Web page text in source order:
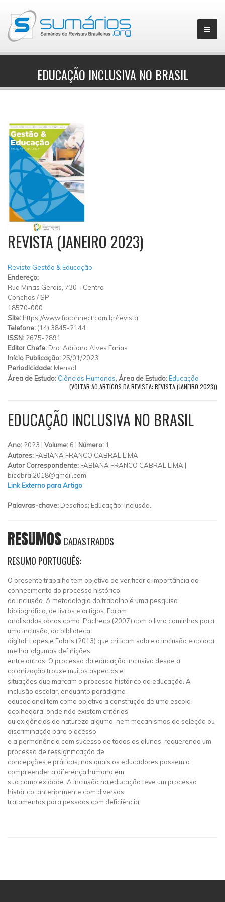
▼
EDUCAÇÃO INCLUSIVA NO BRASIL
REVISTA (JANEIRO 2023)
Revista Gestão & Educação
Endereço:
Rua Minas Gerais, 730 - Centro
Conchas / SP
18570-000
Site: https://www.faconnect.com.br/revista
Telefone: (14) 3845-2144
ISSN: 2675-2891
Editor Chefe: Dra. Adriana Alves Farias
Início Publicação: 25/01/2023
Periodicidade: Mensal
Área de Estudo: Ciências Humanas Área de Estudo:Educação
(VOLTAR AO ARTIGOS DA REVISTA: REVISTA (JANEIRO 2023))
EDUCAÇÃO INCLUSIVA NO BRASIL
Ano: 2023 | Volume: 6 | Número: 1
Autores: FABIANA FRANCO CABRAL LIMA
Autor Correspondente: FABIANA FRANCO CABRAL LIMA |
bicabral2018@gmail.com
Link Externo para Artigo
Palavras-chave: Desafios; Educação; Inclusão.
RESUMOSCADASTRADOS
RESUMO PORTUGUÊS:
O presente trabalho tem objetivo de verificar a importância do
conhecimento do processo histórico
da inclusão. A metodologia do trabalho é uma pesquisa
bibliográfica, de livros e artigos. Foram
analisadas obras como: Pacheco (2007) com o livro caminhos para
uma inclusão, da biblioteca
digital; Lopes e Fabris (2013) que criticam sobre a inclusão e coloca
melhor algumas definições,
entre outros. O processo da educação inclusiva desde a
colonização trouxe muitos aspectos e
situações que marcam o processo histórico da educação. A
inclusão escolar, enquanto paradigma
educacional tem como objetivo a construção de uma escola
acolhedora, onde não existam critérios
ou exigências de natureza alguma, nem mecanismos de seleção ou
discriminação para o acesso
e a permanência com sucesso de todos os alunos, requerendo um
processo de ressignificação de
concepções e práticas, nos quais os educadores passem a
compreender a diferença humana em
sua complexidade. A inclusão na educação teve um processo
histórico, anteriormente com diversos
tratamentos para pessoas com deficiência.